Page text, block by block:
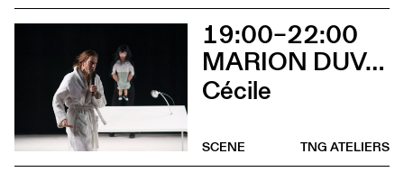
19:00–22:00
MARION DUVAL - CHRIS CADILLAC
Cécile
TNG ATELIERS
SCENE